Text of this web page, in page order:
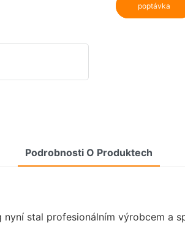
poptávka
Podrobnosti O Produktech
stal profesionálním výrobcem a